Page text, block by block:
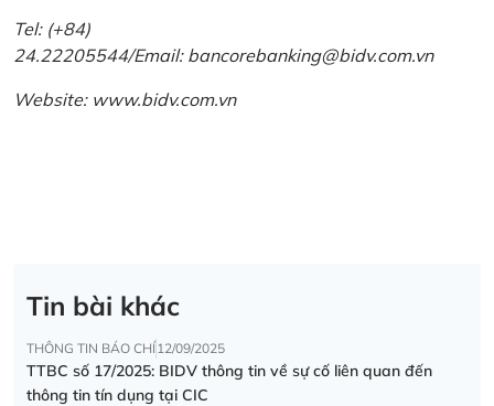
Tel: (+84)
24.22205544/Email: bancorebanking@bidv.com.vn
Website: www.bidv.com.vn
Tin bài khác
THÔNG TIN BÁO CHÍ12/09/2025
TTBC số 17/2025: BIDV thông tin về sự cố liên quan đến
thông tin tín dụng tại CIC